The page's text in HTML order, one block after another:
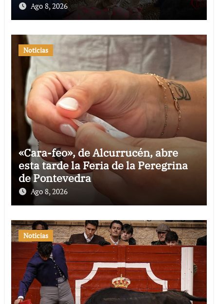
Ago 8, 2026
Noticias
«Cara-feo», de Alcurrucén, abre
esta tarde la Feria de la Peregrina
de Pontevedra
Ago 8, 2026
Noticias